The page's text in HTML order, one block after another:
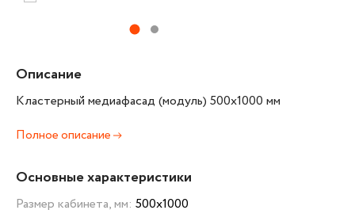
Описание
Кластерный медиафасад (модуль) 500х1000 мм
Полное описание
Основные характеристики
Размер кабинета, мм: 500х1000